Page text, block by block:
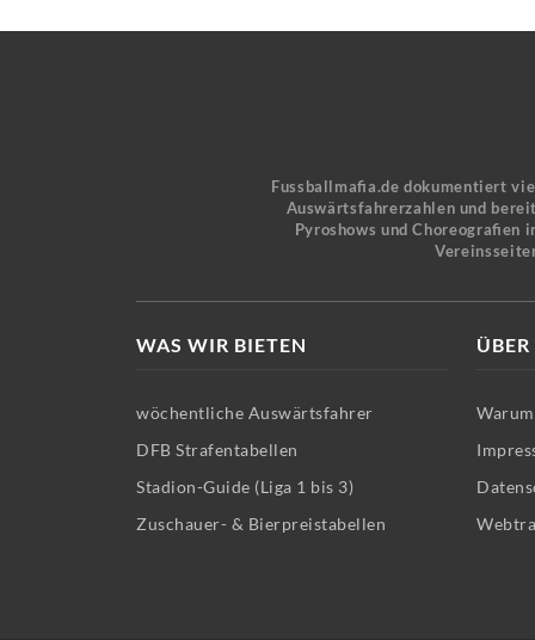
Fussballmafia.de dokumentiert
Auswärtsfahrerzahlen und
Pyroshows und
WAS WIR BIETEN
wöchentliche Auswärtsfahrer
DFB Strafentabellen
Stadion-Guide (Liga 1 bis 3)
Zuschauer- & Bierpreistabellen
ÜBER